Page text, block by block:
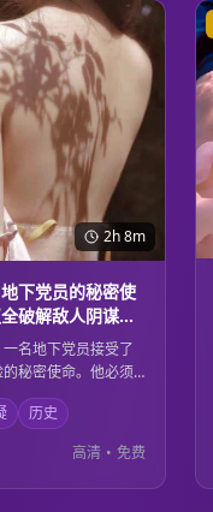
2h 8m
下党员的秘密使
破解敌人阴谋的
名地下党员接受了
秘密使命。他必须
，收集重要情报，
己的身份不被发
的智慧和坚定的信
了敌人的阴谋，为
重要贡献。
历史
高清 • 免费